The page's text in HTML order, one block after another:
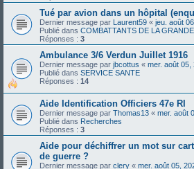
Tué par avion dans un hôpital
Dernier message par Laurent59 « jeu. août
Publié dans COMBATTANTS DE LA
Réponses : 3
Ambulance 3/6 Verdun Juillet 1916
Dernier message par jbcottus « mer. août 05,
Publié dans SERVICE SANTE
Réponses : 14
Aide Identification Officiers 47e RI
Dernier message par Thomas13 « mer. août
Publié dans Recherches
Réponses : 3
Aide pour déchiffrer un mot sur
de guerre ?
Dernier message par clery « mer. août 05,